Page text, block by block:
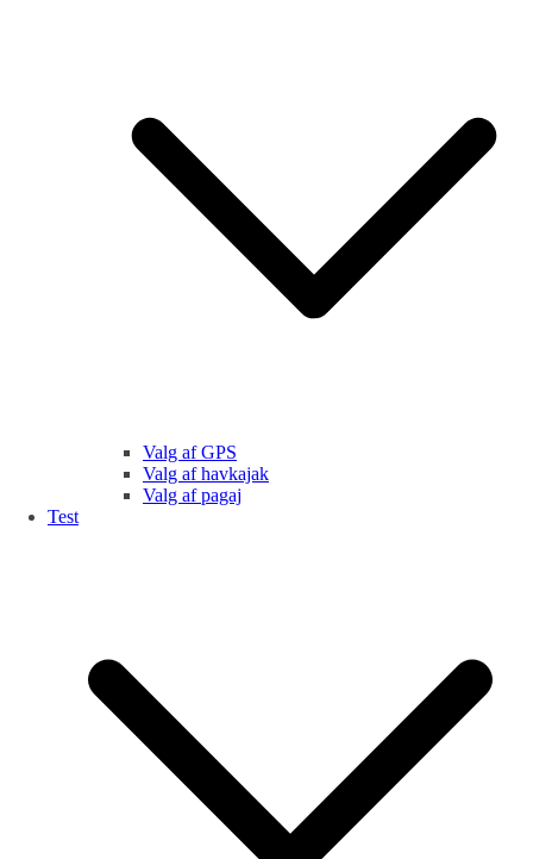
Valg af GPS
Valg af havkajak
Valg af pagaj
Test